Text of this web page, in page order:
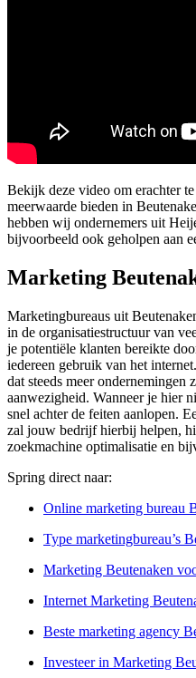
Bekijk deze video om erachter
meerwaarde bieden in
hebben wij ondernemers uit
bijvoorbeeld ook geholpen aan
Marketing
Marketingbureaus uit
in de organisatiestructuur van
je potentiële klanten bereikte
iedereen gebruik van het
dat steeds meer ondernemingen
aanwezigheid. Wanneer je hier
snel achter de feiten aanlopen.
zal jouw bedrijf hierbij helpen,
zoekmachine optimalisatie en
Spring direct naar:
Online marketing bureau
Type marketingbureau’s
Marketing Beutenaken
Internet Marketing
Beste marketing agency
Investeer in Marketing